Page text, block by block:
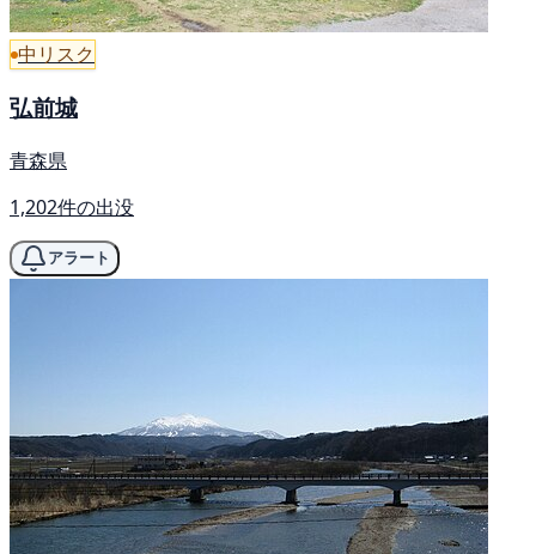
中リスク
弘前城
青森県
1,202件の出没
アラート